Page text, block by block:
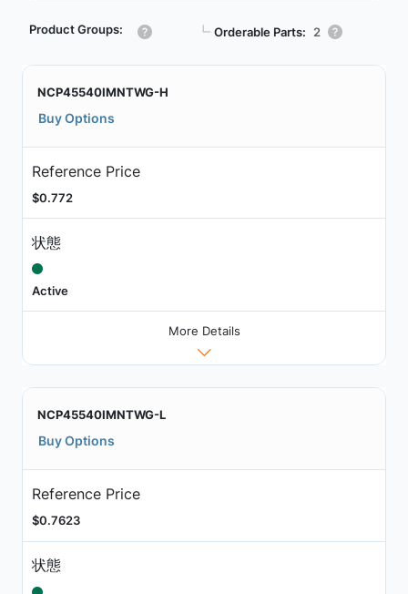
Product Groups: ┗ Orderable Parts: 2
NCP45540IMNTWG-H
Buy Options
Reference Price
$0.772
状態
Active
More Details
NCP45540IMNTWG-L
Buy Options
Reference Price
$0.7623
状態